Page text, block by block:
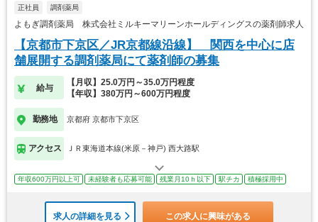
正社員 調剤薬局
よもぎ調剤薬局 株式会社ミルキーマリーンホールディングスの薬剤師求人
【京都市下京区／JR京都線沿線】 関西を中心に店
舗展開する調剤薬局にて薬剤師の募集
給与
【月収】25.0万円～35.0万円程度
【年収】380万円～600万円程度
勤務地 京都府 京都市下京区
アクセス ＪＲ東海道本線(米原－神戸) 西大路駅
年収600万円以上可 未経験者も応募可能 残業月10ｈ以下 駅チカ 積極採用中
求人の詳細を見る この求人に興味がある